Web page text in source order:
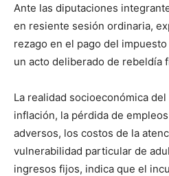
Ante las diputaciones
en resiente sesión ordinaria,
rezago en el pago del
un acto deliberado de rebeldía
La realidad socioeconómica
inflación, la pérdida de
adversos, los costos de la
vulnerabilidad particular de
ingresos fijos, indica que el